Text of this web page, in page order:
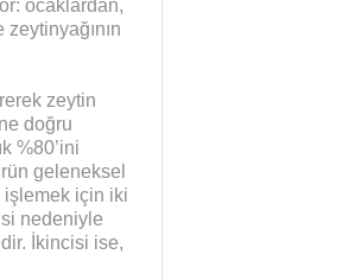
ocaklardan,
zeytin
doğru
%80’ini
geleneksel
işlemek için iki
nedeniyle
İkincisi ise,